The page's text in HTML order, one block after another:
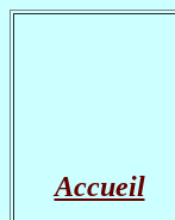
Accueil